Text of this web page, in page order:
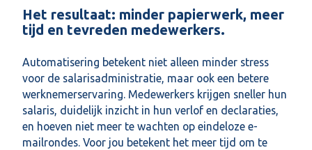
Het resultaat: minder papierwerk, meer
tijd en tevreden medewerkers.
Automatisering betekent niet alleen minder stress
voor de salarisadministratie, maar ook een betere
werknemerservaring. Medewerkers krijgen sneller hun
salaris, duidelijk inzicht in hun verlof en declaraties,
en hoeven niet meer te wachten op eindeloze e-
mailrondes. Voor jou betekent het meer tijd om te